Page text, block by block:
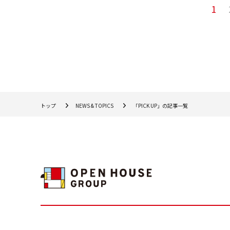
1
トップ NEWS & TOPICS 「PICK UP」の記事一覧